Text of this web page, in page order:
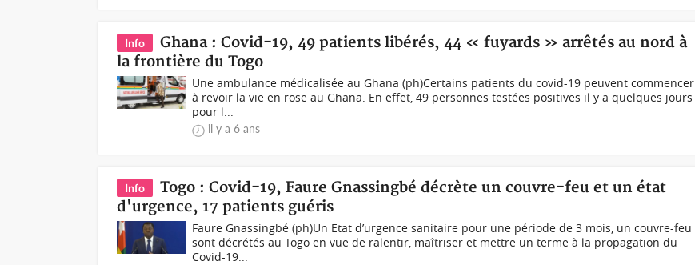
Info
Ghana : Covid-19, 49 patients libérés, 44 « fuyards » arrêtés au nord à
la frontière du Togo
Une ambulance médicalisée au Ghana (ph)Certains patients du covid-19 peuvent commencer
à revoir la vie en rose au Ghana. En effet, 49 personnes testées positives il y a quelques jours
pour l...
il y a 6 ans
Info
Togo : Covid-19, Faure Gnassingbé décrète un couvre-feu et un état
d'urgence, 17 patients guéris
Faure Gnassingbé (ph)Un Etat d’urgence sanitaire pour une période de 3 mois, un couvre-feu
sont décrétés au Togo en vue de ralentir, maîtriser et mettre un terme à la propagation du
Covid-19...